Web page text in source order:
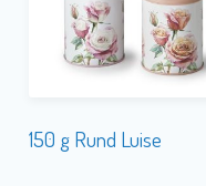
150 g Rund Luise